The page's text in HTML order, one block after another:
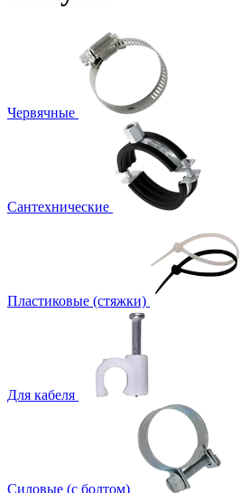
Червячные
Сантехнические
Пластиковые (стяжки)
Для кабеля
Силовые (с болтом)